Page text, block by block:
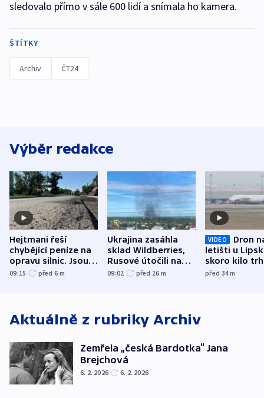
sledovalo přímo v sále 600 lidí a snímala ho kamera.
ŠTÍTKY
Archiv ČT24
Výběr redakce
Hejtmani řeší
chybějící peníze na
opravu silnic. Jsou
nenárokové, namítá
09:15 před 6 m
Ukrajina zasáhla
sklad Wildberries,
Rusové útočili na
trh, hasiče či
09:02 před 26 m
VIDEO
Dron
letišti u
skoro kilo
indicie
před 34m
Aktuálně z rubriky Archiv
Zemřela „česká Bardotka“ Jana
Brejchová
6. 2. 2026 6. 2. 2026